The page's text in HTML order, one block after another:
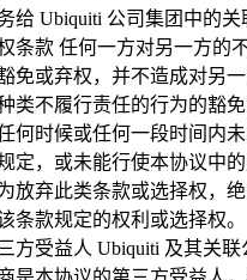
给 Ubiquiti 公司集团中的关
条款 任何一方对另一方的
免或弃权，并不造成对另
类不履行责任的行为的豁
何时候或任何一段时间内
定，或未能行使本协议中
放弃此类条款或选择权，
条款规定的权利或选择权。
方受益人 Ubiquiti 及其关